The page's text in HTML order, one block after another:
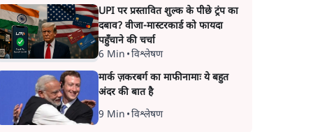
UPI पर प्रस्तावित शुल्क के पीछे ट्रंप का
दबाव? वीजा-मास्टरकार्ड को फायदा
पहुँचाने की चर्चा
6 Min •विश्लेषण
मार्क ज़करबर्ग का माफीनामाः ये बहुत
अंदर की बात है
9 Min •विश्लेषण